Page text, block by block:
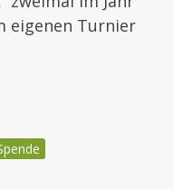
eigenen Turnier